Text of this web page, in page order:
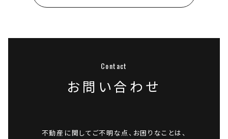
お問い合わせ
不動産に関してご不明な点、お困りなことは、